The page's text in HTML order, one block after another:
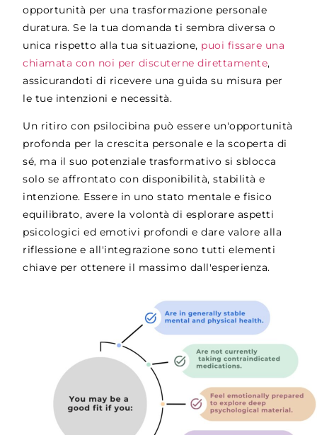
opportunità per una trasformazione personale
duratura. Se la tua domanda ti sembra diversa o
unica rispetto alla tua situazione, puoi fissare una
chiamata con noi per discuterne direttamente,
assicurandoti di ricevere una guida su misura per
le tue intenzioni e necessità.
Un ritiro con psilocibina può essere un'opportunità
profonda per la crescita personale e la scoperta di
sé, ma il suo potenziale trasformativo si sblocca
solo se affrontato con disponibilità, stabilità e
intenzione. Essere in uno stato mentale e fisico
equilibrato, avere la volontà di esplorare aspetti
psicologici ed emotivi profondi e dare valore alla
riflessione e all'integrazione sono tutti elementi
chiave per ottenere il massimo dall'esperienza.